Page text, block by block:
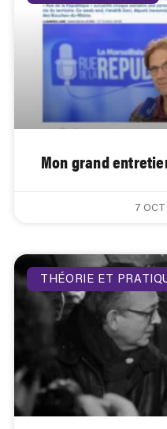
Mon grand
7
THÉORIE ET